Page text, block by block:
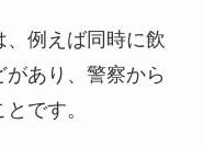
、例えば同時に飲
あり、警察から
です。